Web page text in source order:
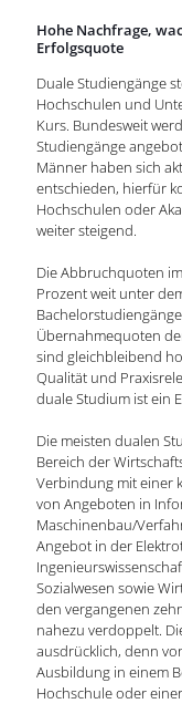
Hohe Nachfrage,
Erfolgsquote
Duale Studiengänge
Hochschulen und
Kurs. Bundesweit
Studiengänge
Männer haben sich
entschieden, hierfür
Hochschulen oder
weiter steigend.
Die Abbruchquoten
Prozent weit unter
Übernahmequoten
sind gleichbleibend
Qualität und
duale Studium ist ein
Die meisten dualen
Bereich der
Verbindung mit einer
von Angeboten in
Maschinenbau/
Angebot in der
Sozialwesen sowie
den vergangenen
nahezu verdoppelt.
ausdrücklich, denn
Ausbildung in einem
Hochschule oder